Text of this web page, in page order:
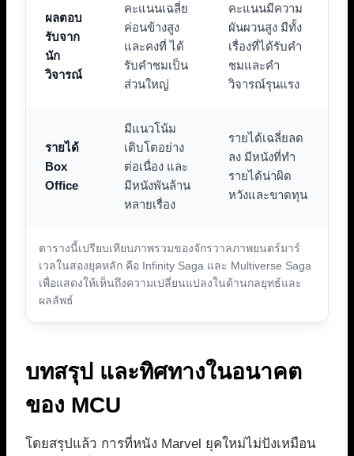
ตารางนี้เปรียบเทียบภาพรวมของจักรวาลภาพยนตร์มาร์
เวลในสองยุคหลัก คือ Infinity Saga และ Multiverse Saga
เพื่อแสดงให้เห็นถึงความเปลี่ยนแปลงในด้านกลยุทธ์และ
ผลลัพธ์
ผลตอบ
รับจาก
นัก
วิจารณ์
คะแนนเฉลี่ย
ค่อนข้างสูง
และคงที่ ได้
รับคำชมเป็น
ส่วนใหญ่
คะแนนมีความ
ผันผวนสูง มีทั้ง
เรื่องที่ได้รับคำ
ชมและคำ
วิจารณ์รุนแรง
รายได้
Box
Office
มีแนวโน้ม
เติบโตอย่าง
ต่อเนื่อง และ
มีหนังพันล้าน
หลายเรื่อง
รายได้เฉลี่ยลด
ลง มีหนังที่ทำ
รายได้น่าผิด
หวังและขาดทุน
บทสรุป และทิศทางในอนาคต
ของ MCU
โดยสรุปแล้ว การที่หนัง Marvel ยุคใหม่ไม่ปังเหมือน